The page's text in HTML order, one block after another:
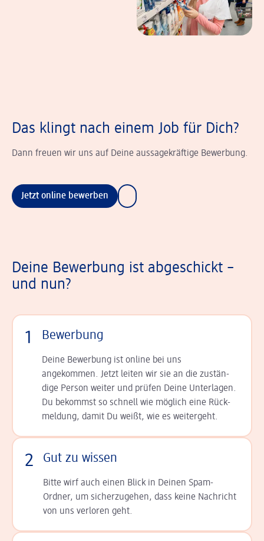
Das klingt nach einem Job für Dich?
Dann freuen wir uns auf Deine aussagekräftige Bewerbung.
Jetzt online bewerben
Deine Bewerbung ist abgeschickt –
und nun?
1 Bewerbung
Deine Bewerbung ist online bei uns
angekommen. Jetzt leiten wir sie an die zu­stän­
dige Person weiter und prüfen Deine Unterlagen.
Du bekommst so schnell wie möglich eine Rück­
meldung, damit Du weißt, wie es weitergeht.
2 Gut zu wissen
Bitte wirf auch einen Blick in Deinen Spam-
Ordner, um sicherzugehen, dass keine Nachricht
von uns verloren geht.